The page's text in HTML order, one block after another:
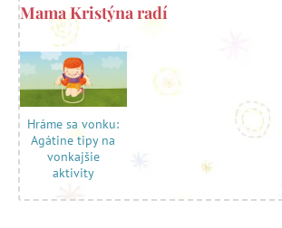
Mama Kristýna radí
Hráme sa vonku:
Agátine tipy na
vonkajšie
aktivity